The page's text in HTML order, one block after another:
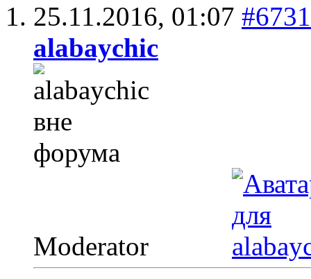
25.11.2016, 01:07 #6731
alabaychic
Moderator